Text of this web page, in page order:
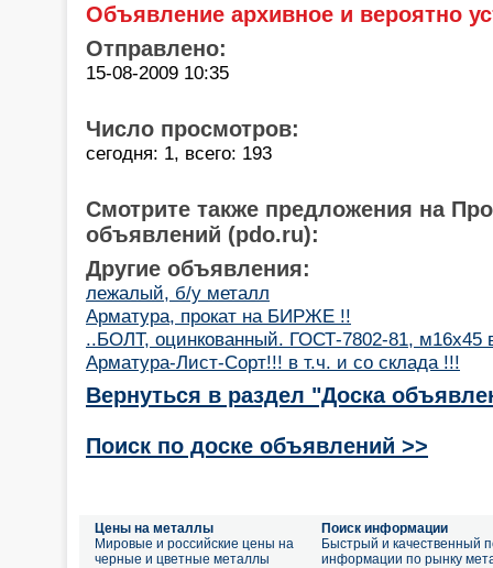
Объявление архивное и вероятно
Отправлено:
15-08-2009 10:35
Число просмотров:
сегодня: 1, всего: 193
Смотрите также предложения на
объявлений (pdo.ru):
Другие объявления:
лежалый, б/у металл
Арматура, прокат на БИРЖЕ !!
..БОЛТ, оцинкованный. ГОСТ-7802-81, м16х45
Арматура-Лист-Сорт!!! в т.ч. и со склада !!!
Вернуться в раздел "Доска
Поиск по доске объявлений >>
Цены на металлы
Мировые и российские цены на
черные и цветные металлы
Поиск информации
Быстрый и качественный
информации по рынку